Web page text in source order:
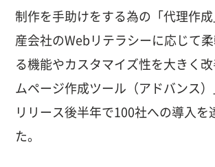
制作を手助けをする為の「代理作
産会社のWebリテラシーに応じて
る機能やカスタマイズ性を大きく
ムページ作成ツール（アドバンス）
リリース後半年で100社への導入を
た。